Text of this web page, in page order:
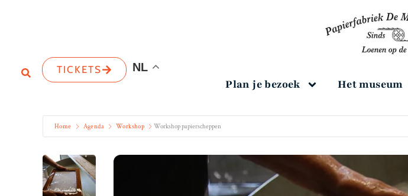
TICKETS NL
Plan je bezoek Het museum
Home Agenda Workshop Workshop papierscheppen